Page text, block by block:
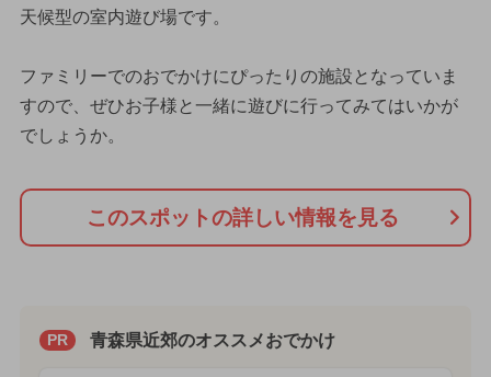
天候型の室内遊び場です。
ファミリーでのおでかけにぴったりの施設となっていま
すので、ぜひお子様と一緒に遊びに行ってみてはいかが
でしょうか。
このスポットの詳しい情報を見る
PR 青森県近郊のオススメおでかけ